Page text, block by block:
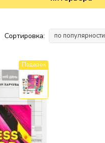
Сортировка: по популярности
Подарок